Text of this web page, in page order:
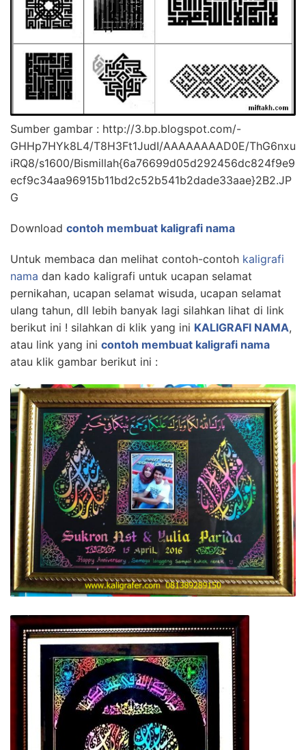
Sumber gambar : http://3.bp.blogspot.com/-
GHHp7HYk8L4/T8H3Ft1JudI/AAAAAAAAD0E/ThG6nxu
iRQ8/s1600/Bismillah{6a76699d05d292456dc824f9e9
ecf9c34aa96915b11bd2c52b541b2dade33aae}2B2.JP
G
Download contoh membuat kaligrafi nama
Untuk membaca dan melihat contoh-contoh kaligrafi
nama dan kado kaligrafi untuk ucapan selamat
pernikahan, ucapan selamat wisuda, ucapan selamat
ulang tahun, dll lebih banyak lagi silahkan lihat di link
berikut ini ! silahkan di klik yang ini KALIGRAFI NAMA,
atau link yang ini contoh membuat kaligrafi nama
atau klik gambar berikut ini :